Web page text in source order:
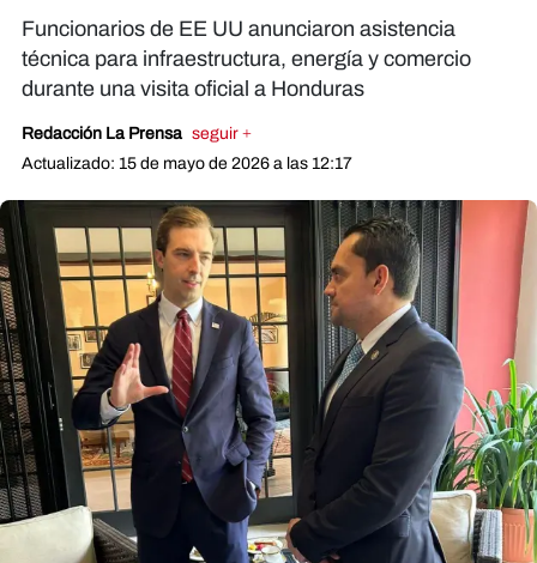
Funcionarios de EE UU anunciaron asistencia
técnica para infraestructura, energía y comercio
durante una visita oficial a Honduras
Redacción La Prensa seguir +
Actualizado: 15 de mayo de 2026 a las 12:17